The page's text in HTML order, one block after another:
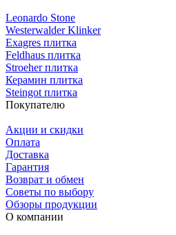
Leonardo Stone
Westerwalder Klinker
Exagres плитка
Feldhaus плитка
Stroeher плитка
Керамин плитка
Steingot плитка
Покупателю
Акции и скидки
Оплата
Доставка
Гарантия
Возврат и обмен
Советы по выбору
Обзоры продукции
О компании